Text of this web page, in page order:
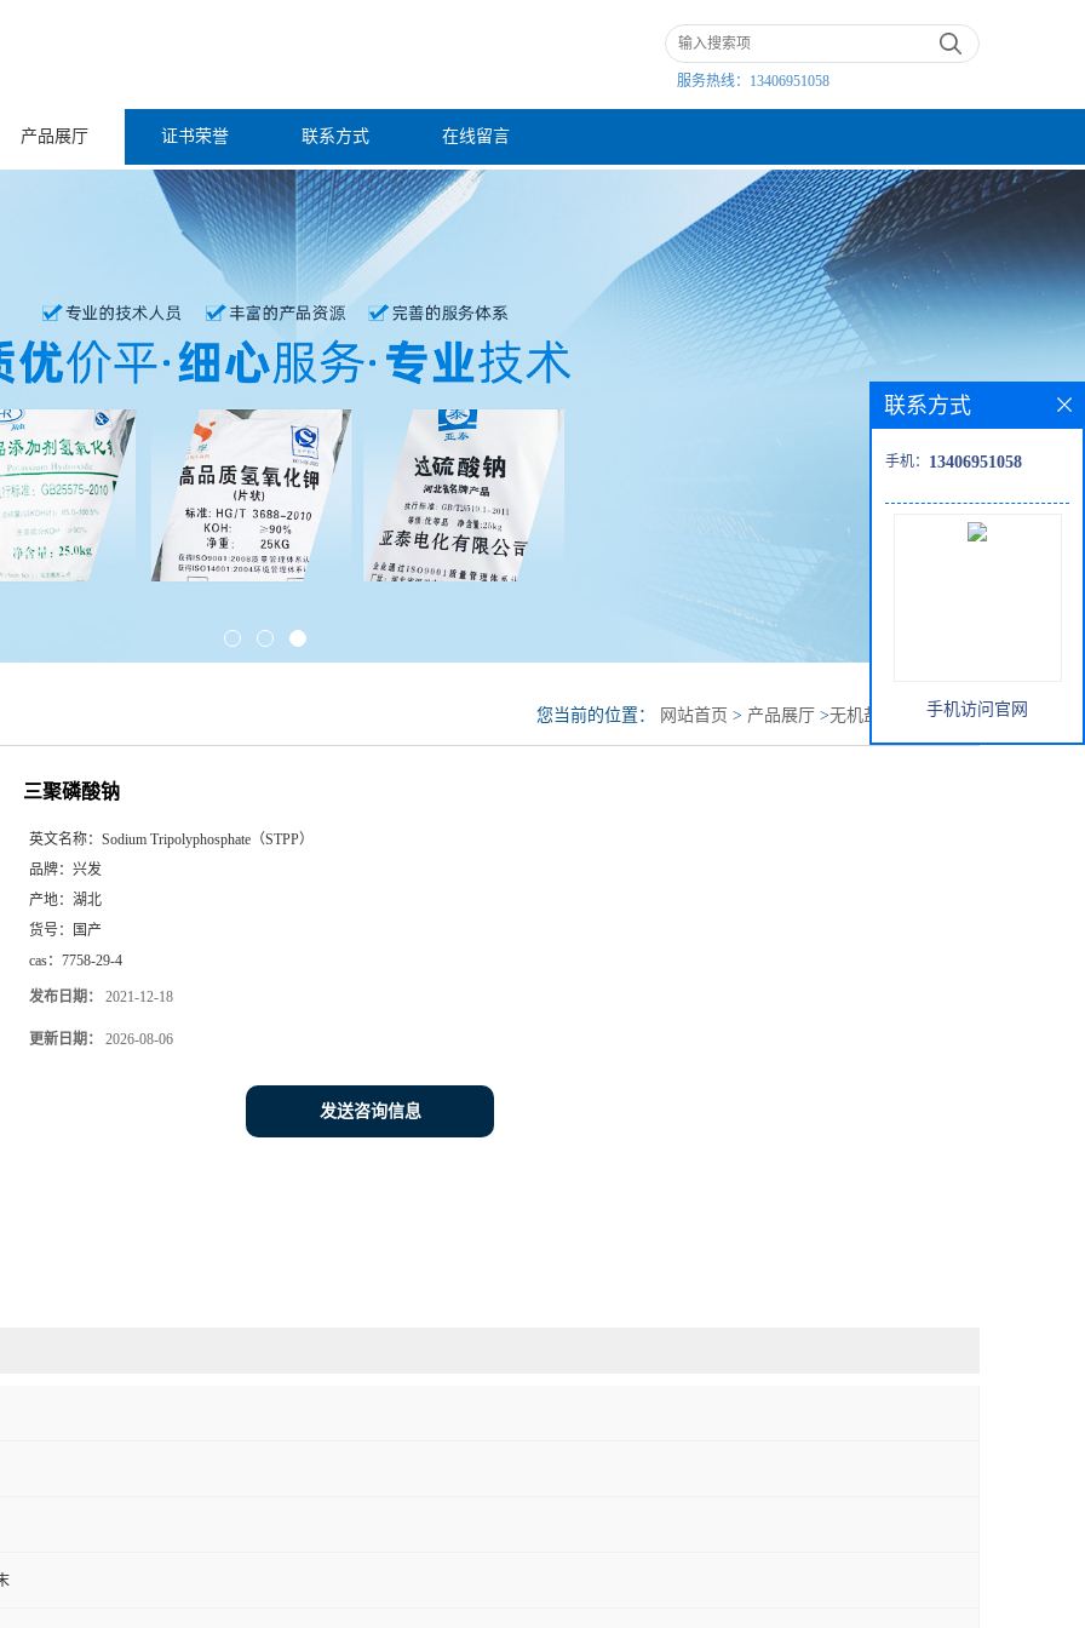
服务热线： 13406951058
产品展厅 证书荣誉 联系方式 在线留言
您当前的位置： 网站首页 > 产品展厅 >无机盐 三聚磷酸钠
三聚磷酸钠
英文名称： Sodium Tripolyphosphate（STPP）
品牌： 兴发
产地： 湖北
货号：
国产
cas： 7758-29-4
发布日期： 2021-12-18
更新日期： 2026-08-06
发送咨询信息
联系方式
手机： 13406951058
手机访问官网